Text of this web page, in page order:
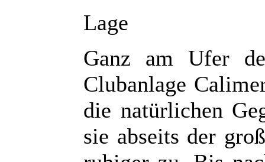
Lage
Ganz am Ufer
Clubanlage
die natürlichen
sie abseits der